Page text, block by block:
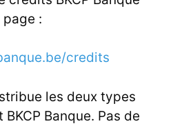
:
credits
les deux types
Banque. Pas de